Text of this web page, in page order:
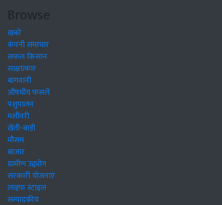
Browse
खबरें
कंपनी समाचार
सफल किसान
साक्षात्कार
बागवानी
औषधीय फसलें
पशुपालन
मशीनरी
खेती-बाड़ी
मौसम
बाजार
ग्रामीण उद्द्योग
सरकारी योजनाएं
लाइफ स्टाइल
सम्पादकीय